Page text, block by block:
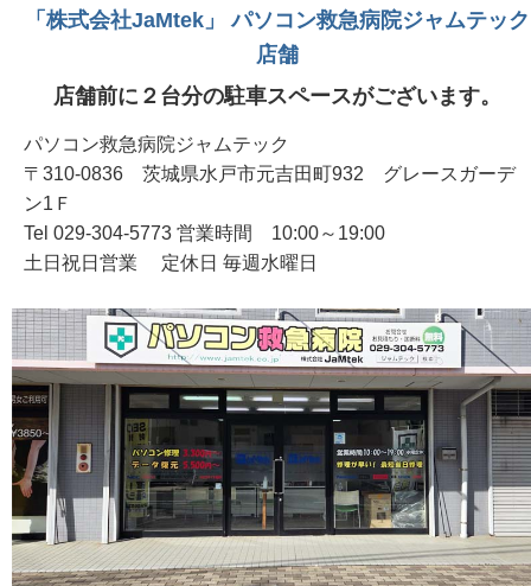
「株式会社JaMtek」 パソコン救急病院ジャムテック
店舗
店舗前に２台分の駐車スペースがございます。
パソコン救急病院ジャムテック
〒310-0836 茨城県水戸市元吉田町932 グレースガーデ
ン1Ｆ
Tel 029-304-5773 営業時間 10:00～19:00
土日祝日営業 定休日 毎週水曜日